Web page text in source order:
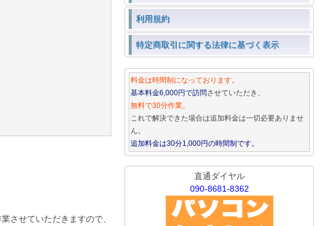
させていただきますので、
利用規約
特定商取引に関する法律に基づく表示
料金は時間制になっております。
基本料金6,000円で訪問させていただき、
無料で30分作業。
これで解決できた場合は追加料金は一切必要ありませ
ん。
追加料金は30分1,000円の時間制です。
直通ダイヤル
090-8681-8362